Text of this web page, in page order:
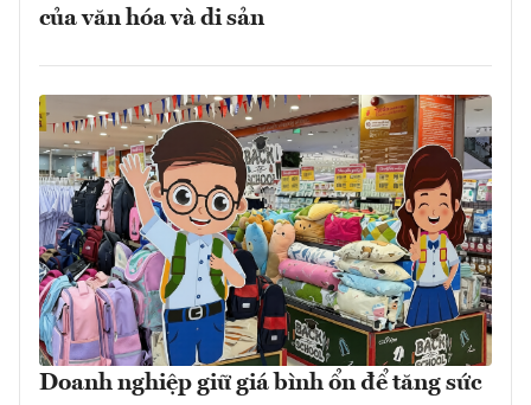
của văn hóa và di sản
Doanh nghiệp giữ giá bình ổn để tăng sức